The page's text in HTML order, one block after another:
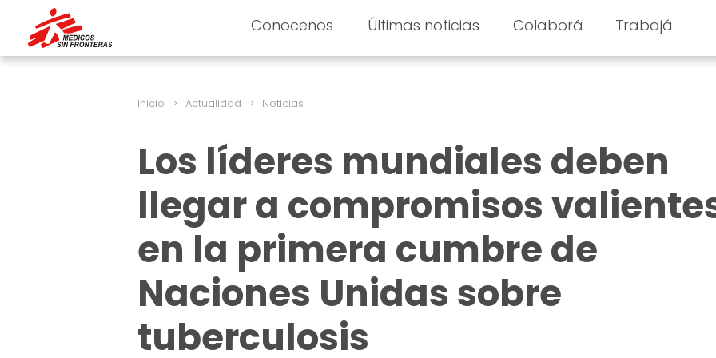
Conocenos Últimas noticias Colaborá Trabajá
Inicio > Actualidad > Noticias
Los líderes mundiales deben
llegar a compromisos
en la primera cumbre de
Naciones Unidas sobre
tuberculosis